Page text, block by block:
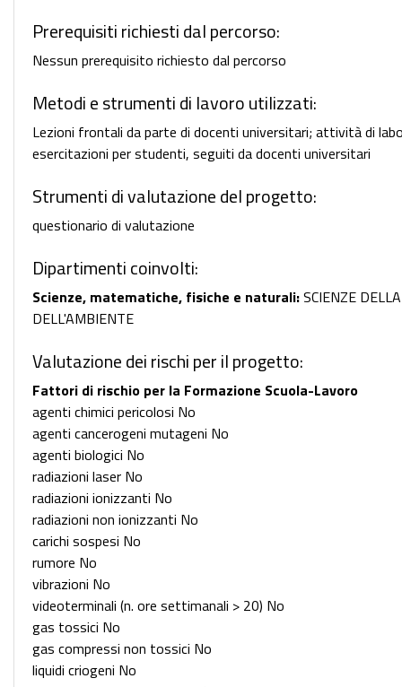
Prerequisiti richiesti dal percorso:
Nessun prerequisito richiesto dal percorso
Metodi e strumenti di lavoro utilizzati:
Lezioni frontali da parte di docenti universitari; attività di
esercitazioni per studenti, seguiti da docenti universitari
Strumenti di valutazione del progetto:
questionario di valutazione
Dipartimenti coinvolti:
Scienze, matematiche, fisiche e naturali:SCIENZE
DELL'AMBIENTE
Valutazione dei rischi per il progetto:
Fattori di rischio per la Formazione Scuola-Lavoro
agenti chimici pericolosi No
agenti cancerogeni mutageni No
agenti biologici No
radiazioni laser No
radiazioni ionizzanti No
radiazioni non ionizzanti No
carichi sospesi No
rumore No
vibrazioni No
videoterminali (n. ore settimanali > 20) No
gas tossici No
gas compressi non tossici No
liquidi criogeni No